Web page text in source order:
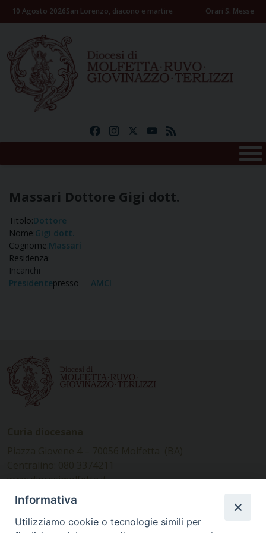
Skip10 Agosto 2026San Lorenzo, diacono e martire Orari S. Messe
FacebookInstagramYouTube
Massari Dottore Gigi dott.
Titolo:Dottore
Nome:Gigi dott.
Cognome:Massari
Residenza:
Incarichi
Presidentepresso AMCI
www.diocesimolfetta.it –
diocesimolfetta@pec.chiesacattolica.it
Informativa
Utilizziamo cookie o tecnologie simili per